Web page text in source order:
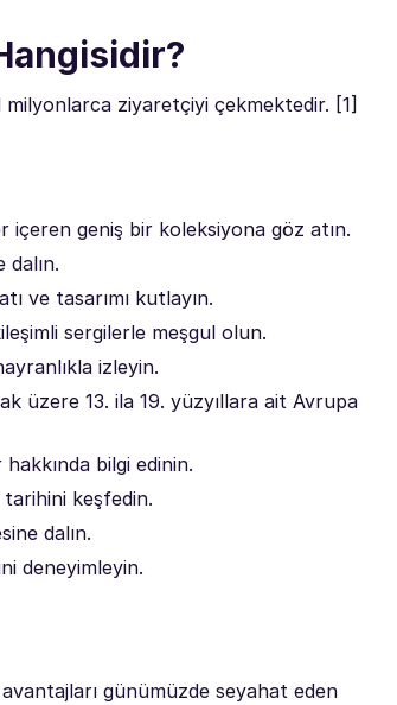
ziyaretçiyi çekmektedir. [1]
içeren geniş bir koleksiyona göz atın.
ve tasarımı kutlayın.
sergilerle meşgul olun.
izleyin.
üzere 13. ila 19. yüzyıllara ait Avrupa
bilgi edinin.
keşfedin.
dalın.
deneyimleyin.
günümüzde seyahat eden